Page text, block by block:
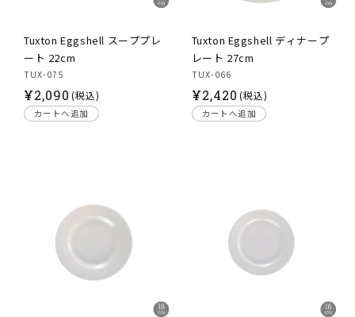
Tuxton Eggshell スーププレ
ート 22cm
TUX-075
通
常
¥2,090 (税込)
カートへ追加
Tuxton Eggshell ディナープ
レート 27cm
TUX-066
通
常
¥2,420 (税込)
カートへ追加